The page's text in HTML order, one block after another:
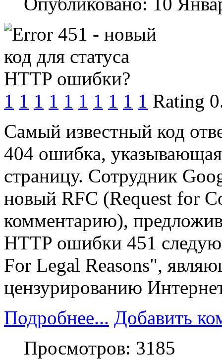
1 1 1 1 1 1 1 1 1 1 Rating
Самый известный код
404 ошибка,
страницу. Сотрудник
новый RFC (Request for
комментарию),
HTTP ошибки 451
For Legal Reasons",
цензурированию
Подробнее... Добавить
Просмотров: 3185